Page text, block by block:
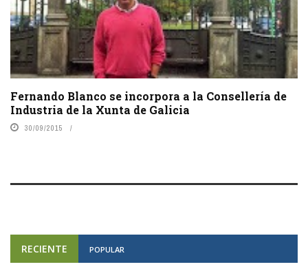
Fernando Blanco se incorpora a la Consellería de
Industria de la Xunta de Galicia
30/09/2015
RECIENTE POPULAR